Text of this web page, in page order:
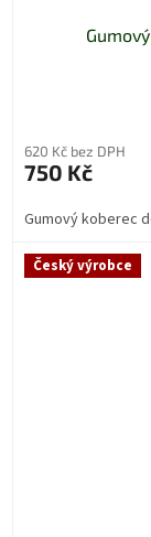
620 Kč bez DPH
750 Kč
Gumový koberec
Český výrobce